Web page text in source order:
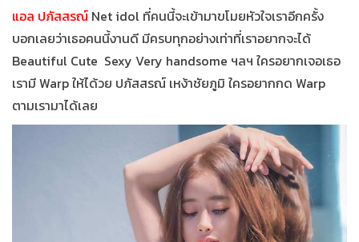
แอล ปภัสสรณ์ Net idol ที่คนนี้จะเข้ามาขโมยหัวใจเราอีกครั้ง
บอกเลยว่าเธอคนนี้งานดี มีครบทุกอย่างเท่าที่เราอยากจะได้
Beautiful Cute Sexy Very handsome ฯลฯ ใครอยากเจอเธอ
เรามีWarpให้ได้วย ปภัสสรณ์ เหง้าชัยภูมิ ใครอยากกด Warp
ตามเรามาได้เลย